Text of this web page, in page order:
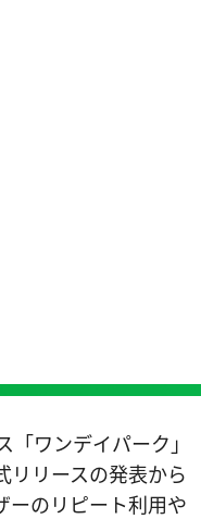
「ワンデイパーク」
リリースの発表から
ーのリピート利用や